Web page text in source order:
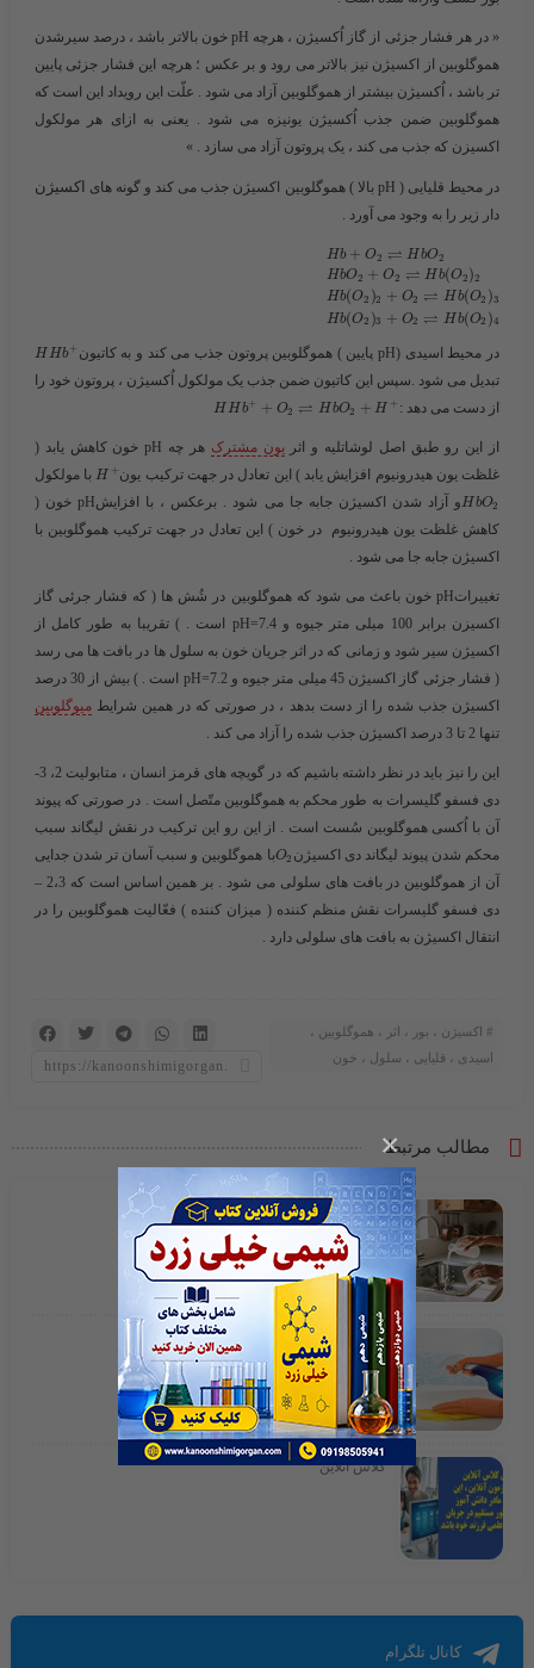
×
« در هر فشار جزئی از گاز اُکسیژن ، هرچه pH خون بالاتر باشد ، درصد سیرشدن
هموگلوبین از اکسیژن نیز بالاتر می رود و بر عکس ؛ هرچه این فشار جزئی پایین
تر باشد ، اُکسیژن بیشتر از هموگلوبین آزاد می شود . علّت این رویداد این است که
هموگلوبین ضمن جذب اُکسیژن یونیزه می شود . یعنی به ازای هر مولکول
اکسیزن که جذب می کند ، یک پروتون آزاد می سازد . »
در محیط قلیایی ( pH بالا ) هموگلوبین اکسیژن جذب می کند و گونه های اکسیژن
دار زیر را به وجود می آورد .
Hb + O2 ⇌ HbO2
HbO2 + O2 ⇌ Hb(O2 )2
Hb(O2 )2 + O2 ⇌ Hb(O2 )3
Hb(O2 )3 + O2 ⇌ Hb(O2 )4
در محیط اسیدی (pH پایین ) هموگلوبین پروتون جذب می کند و به کاتیون​ HHb+
تبدیل می شود .سپس این کاتیون ضمن جذب یک مولکول اُکسیژن ، پروتون خود را
از دست می دهد :​
HHb+ + O2 ⇌ HbO2 + H +
از این رو طبق اصل لوشاتلیه و اثریون مشترک
هر چه pH خون کاهش یابد (
غلظت یون هیدرونیوم افزایش یابد ) این تعادل در جهت ترکیب یون
H + با مولکول​
HbO2
​و آزاد شدن اکسیژن جابه جا می شود . برعکس ، با افزایشpH خون (
کاهش غلظت یون هیدرونیوم در خون ) این تعادل در جهت ترکیب هموگلوبین با
اکسیژن جابه جا می شود .
تغییراتpH خون باعث می شود که هموگلوبین در شُش ها ( که فشار جرئی گاز
اکسیزن برابر 100 میلی متر جیوه و pH=7.4 است . ) تقریبا به طور کامل از
اکسیژن سیر شود و زمانی که در اثر جریان خون به سلول ها در بافت ها می رسد
( فشار جزئی گاز اکسیژن 45 میلی متر جیوه و pH=7.2 است . ) بیش از 30 درصد
اکسیژن جذب شده را از دست بدهد ، در صورتی که در همین شرایط میوگلوبین
تنها 2 تا 3 درصد اکسیژن جذب شده را آزاد می کند .
این را نیز باید در نظر داشته باشیم که در گویچه های قرمز انسان ، متابولیت 2، 3-
دی فسفو گلیسرات به طور محکم به هموگلوبین متّصل است . در صورتی که پیوند
آن با اُکسی هموگلوبین سُست است . از این رو این ترکیب در نقش لیگاند سبب
محکم شدن پیوند لیگاند دی اکسیژن​ O2
​با هموگلوبین و سبب آسان تر شدن جدایی
آن از هموگلوبین در بافت های سلولی می شود . بر همین اساس است که 2،3 –
دی فسفو گلیسرات نقش منظم کننده ( میزان کننده ) فعّالیت هموگلوبین را در
انتقال اکسیژن به بافت های سلولی دارد .
اکسیژن ، بور ، اثر ، هموگلوبین ،
اسیدی ، قلیایی ، سلول ، خون
مطالب مرتبط
جوش شیرین
وایتکس چیست ؟
کلاس آنلاین
کانال تلگرام